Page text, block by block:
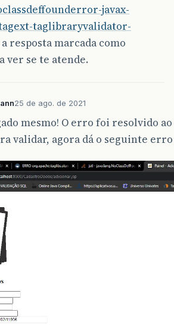
javax-
taglibraryvalidator-
a resposta marcada como
ver se te atende.
25 de ago. de 2021
mesmo! O erro foi resolvido ao
validar, agora dá o seguinte erro